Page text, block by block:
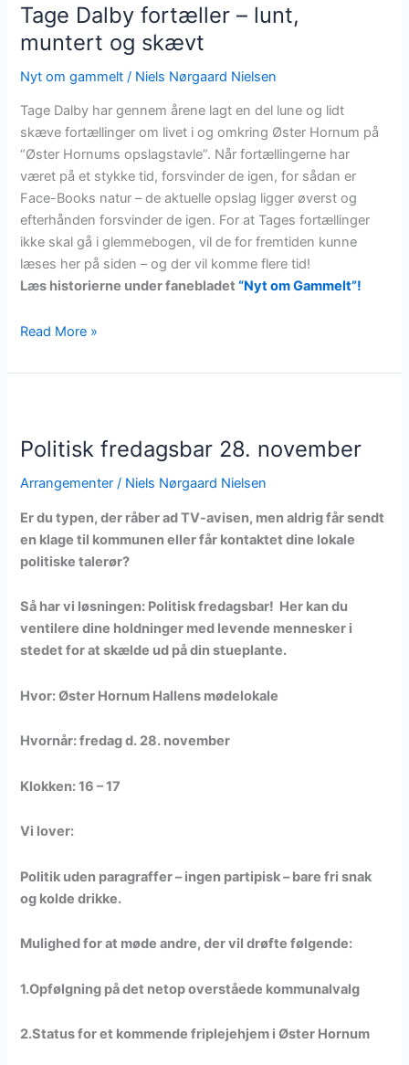
Tage Dalby fortæller – lunt,
muntert og skævt
Nyt om gammelt / Niels Nørgaard Nielsen
Tage Dalby har gennem årene lagt en del lune og lidt
skæve fortællinger om livet i og omkring Øster Hornum på
“Øster Hornums opslagstavle”. Når fortællingerne har
været på et stykke tid, forsvinder de igen, for sådan er
Face-Books natur – de aktuelle opslag ligger øverst og
efterhånden forsvinder de igen. For at Tages fortællinger
ikke skal gå i glemmebogen, vil de for fremtiden kunne
læses her på siden – og der vil komme flere tid!
Læs historierne under fanebladet“Nyt om Gammelt”!
Tage
fortæller
muntert
og
skævt
Read More »
Politisk fredagsbar 28. november
Arrangementer / Niels Nørgaard Nielsen
Er du typen, der råber ad TV-avisen, men aldrig får sendt
en klage til kommunen eller får kontaktet dine lokale
politiske talerør?
Så har vi løsningen: Politisk fredagsbar! Her kan du
ventilere dine holdninger med levende mennesker i
stedet for at skælde ud på din stueplante.
Hvor:Øster Hornum Hallens mødelokale
Hvornår:fredag d. 28. november
Klokken:16 – 17
Vi lover:
Politik uden paragraffer – ingen partipisk – bare fri snak
og kolde drikke.
Mulighed for at møde andre, der vil drøfte følgende:
1.Opfølgning på det netop overståede kommunalvalg
2.Status for et kommende friplejehjem i Øster Hornum